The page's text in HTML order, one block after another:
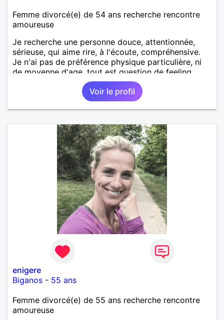
Femme divorcé(e) de 54 ans recherche rencontre
amoureuse
Je recherche une personne douce, attentionnée,
sérieuse, qui aime rire, à l'écoute, compréhensive.
Je n'ai pas de préférence physique particulière, ni
de moyenne d'age, tout est question de feeling.
Voir le profil
enigere
Biganos - 55 ans
Femme divorcé(e) de 55 ans recherche rencontre
amoureuse